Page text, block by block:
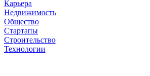
Карьера
Недвижимость
Общество
Стартапы
Строительство
Технологии